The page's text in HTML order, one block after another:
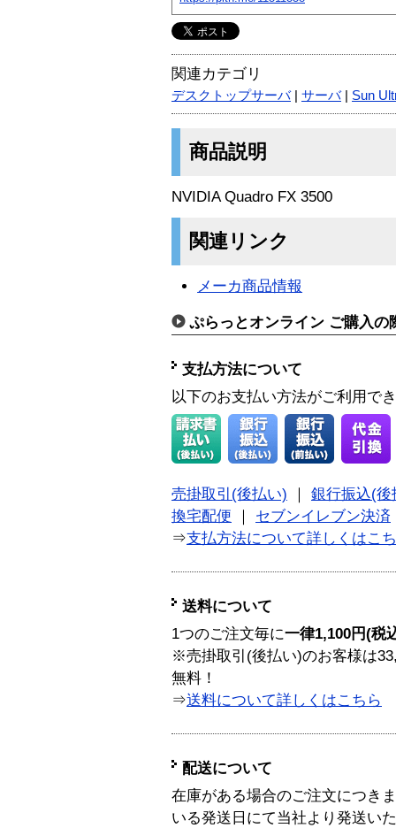
関連カテゴリ
デスクトップサーバ| サーバ| Sun
商品説明
NVIDIA Quadro FX 3500
関連リンク
メーカ商品情報
ぷらっとオンライン ご購入の
支払方法について
以下のお支払い方法がご利用で
売掛取引(後払い)
銀行振込(後
換宅配便
セブンイレブン決済
⇒支払方法について詳しくはこ
送料について
1つのご注文毎に一律1,100円(税
※売掛取引(後払い)のお客様は
無料！
⇒送料について詳しくはこちら
配送について
在庫がある場合のご注文につき
いる発送日にて当社より発送い